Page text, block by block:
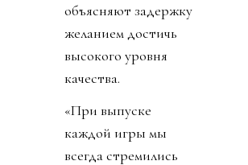
объясняют задержку
желанием достичь
высокого уровня
качества.
«При выпуске
каждой игры мы
всегда стремились